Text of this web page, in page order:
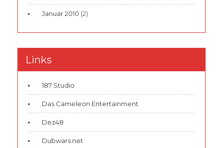
Januar 2010 (2)
Links
187 Studio
Das Cameleon Entertainment
Dez48
Dubwars.net